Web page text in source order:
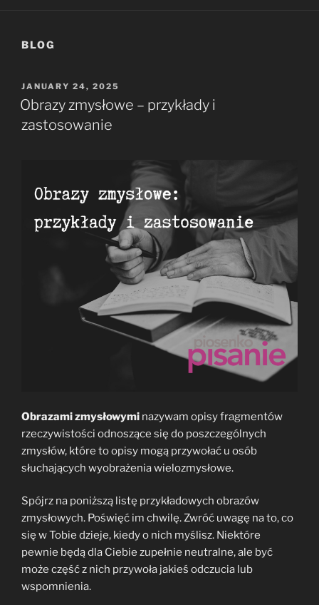
BLOG
POSTED
ON
JANUARY 24, 2025
Obrazy zmysłowe – przykłady i
zastosowanie
Obrazami zmysłowymi nazywam opisy fragmentów
rzeczywistości odnoszące się do poszczególnych
zmysłów, które to opisy mogą przywołać u osób
słuchających wyobrażenia wielozmysłowe.
Spójrz na poniższą listę przykładowych obrazów
zmysłowych. Poświęć im chwilę. Zwróć uwagę na to, co
się w Tobie dzieje, kiedy o nich myślisz. Niektóre
pewnie będą dla Ciebie zupełnie neutralne, ale być
może część z nich przywoła jakieś odczucia lub
wspomnienia.